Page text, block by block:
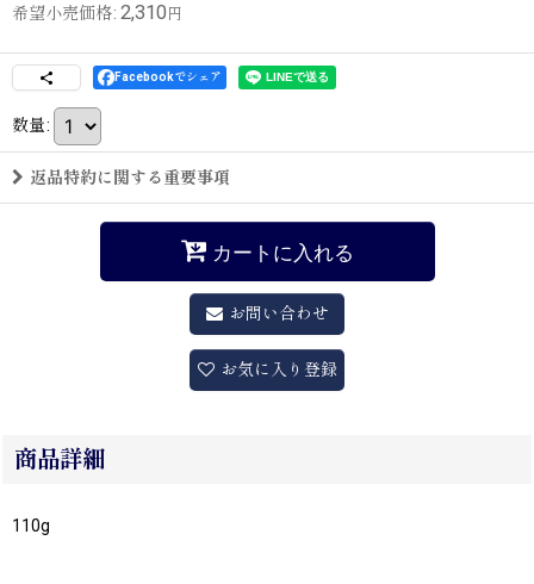
希望小売価格: 2,310 円
Facebookでシェア
数量:
返品特約に関する重要事項
カートに入れる
お問い合わせ
お気に入り登録
商品詳細
110g